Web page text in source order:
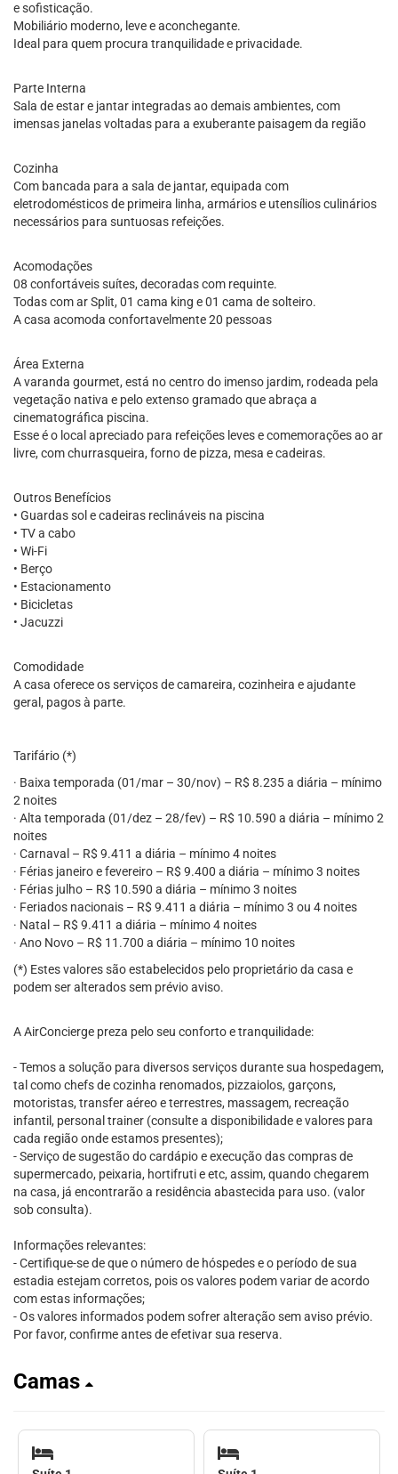
e sofisticação.
Mobiliário moderno, leve e aconchegante.
Ideal para quem procura tranquilidade e privacidade.
Parte Interna
Sala de estar e jantar integradas ao demais ambientes, com
imensas janelas voltadas para a exuberante paisagem da região
Cozinha
Com bancada para a sala de jantar, equipada com
eletrodomésticos de primeira linha, armários e utensílios culinários
necessários para suntuosas refeições.
Acomodações
08 confortáveis suítes, decoradas com requinte.
Todas com ar Split, 01 cama king e 01 cama de solteiro.
A casa acomoda confortavelmente 20 pessoas
Área Externa
A varanda gourmet, está no centro do imenso jardim, rodeada pela
vegetação nativa e pelo extenso gramado que abraça a
cinematográfica piscina.
Esse é o local apreciado para refeições leves e comemorações ao ar
livre, com churrasqueira, forno de pizza, mesa e cadeiras.
Outros Benefícios
• Guardas sol e cadeiras reclináveis na piscina
• TV a cabo
• Wi-Fi
• Berço
• Estacionamento
• Bicicletas
• Jacuzzi
Comodidade
A casa oferece os serviços de camareira, cozinheira e ajudante
geral, pagos à parte.
Tarifário (*)
· Baixa temporada (01/mar – 30/nov) – R$ 8.235 a diária – mínimo
2 noites
· Alta temporada (01/dez – 28/fev) – R$ 10.590 a diária – mínimo 2
noites
· Carnaval – R$ 9.411 a diária – mínimo 4 noites
· Férias janeiro e fevereiro – R$ 9.400 a diária – mínimo 3 noites
· Férias julho – R$ 10.590 a diária – mínimo 3 noites
· Feriados nacionais – R$ 9.411 a diária – mínimo 3 ou 4 noites
· Natal – R$ 9.411 a diária – mínimo 4 noites
· Ano Novo – R$ 11.700 a diária – mínimo 10 noites
(*) Estes valores são estabelecidos pelo proprietário da casa e
podem ser alterados sem prévio aviso.
A AirConcierge preza pelo seu conforto e tranquilidade:
- Temos a solução para diversos serviços durante sua hospedagem,
tal como chefs de cozinha renomados, pizzaiolos, garçons,
motoristas, transfer aéreo e terrestres, massagem, recreação
infantil, personal trainer (consulte a disponibilidade e valores para
cada região onde estamos presentes);
- Serviço de sugestão do cardápio e execução das compras de
supermercado, peixaria, hortifruti e etc, assim, quando chegarem
na casa, já encontrarão a residência abastecida para uso. (valor
sob consulta).
Informações relevantes:
- Certifique-se de que o número de hóspedes e o período de sua
estadia estejam corretos, pois os valores podem variar de acordo
com estas informações;
- Os valores informados podem sofrer alteração sem aviso prévio.
Por favor, confirme antes de efetivar sua reserva.
Camas